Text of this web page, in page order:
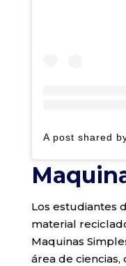
Los estudiantes
material
Maquinas
área de